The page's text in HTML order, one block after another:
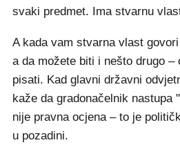
svaki predmet. Ima stvarnu
A kada vam stvarna vlast
a da možete biti i nešto drugo –
pisati. Kad glavni državni
kaže da gradonačelnik nastupa
nije pravna ocjena – to je
u pozadini.